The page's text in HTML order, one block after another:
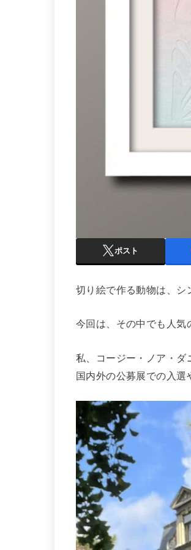
ポスト
切り絵で作る動物は、シ
今回は、その中でも人気
私、コージー・ノア・ダ
国内外の公募展での入選